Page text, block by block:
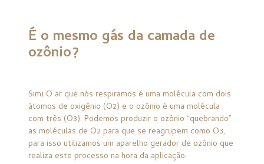
É o mesmo gás da camada de
ozônio?
Sim! O ar que nós respiramos é uma molécula com dois
átomos de oxigênio (O2) e o ozônio é uma molécula
com três (O3). Podemos produzir o ozônio “quebrando”
as moléculas de O2 para que se reagrupem como O3,
para isso utilizamos um aparelho gerador de ozônio que
realiza este processo na hora da aplicação.